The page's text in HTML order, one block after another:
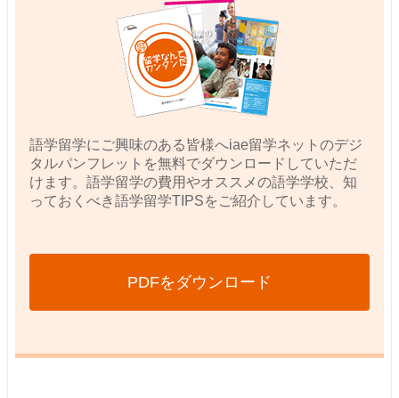
語学留学にご興味のある皆様へiae留学ネットのデジ
タルパンフレットを無料でダウンロードしていただ
けます。語学留学の費用やオススメの語学学校、知
っておくべき語学留学TIPSをご紹介しています。
PDFをダウンロード